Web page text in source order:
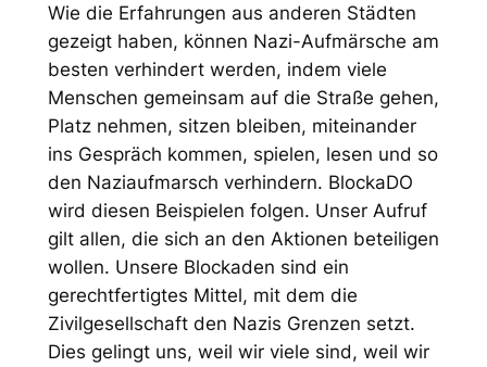
Wie die Erfahrungen aus anderen Städten
gezeigt haben, können Nazi-Aufmärsche am
besten verhindert werden, indem viele
Menschen gemeinsam auf die Straße gehen,
Platz nehmen, sitzen bleiben, miteinander
ins Gespräch kommen, spielen, lesen und so
den Naziaufmarsch verhindern. BlockaDO
wird diesen Beispielen folgen. Unser Aufruf
gilt allen, die sich an den Aktionen beteiligen
wollen. Unsere Blockaden sind ein
gerechtfertigtes Mittel, mit dem die
Zivilgesellschaft den Nazis Grenzen setzt.
Dies gelingt uns, weil wir viele sind, weil wir